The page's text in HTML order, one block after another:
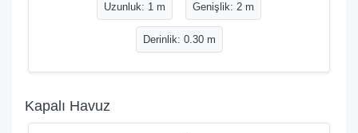
Uzunluk: 1 m Genişlik: 2 m
Derinlik: 0.30 m
Kapalı Havuz